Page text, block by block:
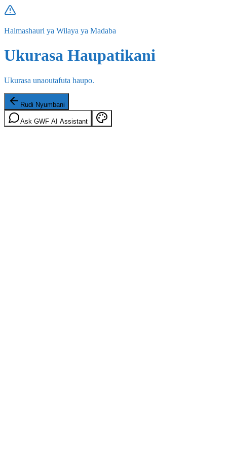
Halmashauri ya Wilaya ya Madaba
Ukurasa Haupatikani
Ukurasa unaoutafuta haupo.
Rudi Nyumbani
Ask GWF AI Assistant